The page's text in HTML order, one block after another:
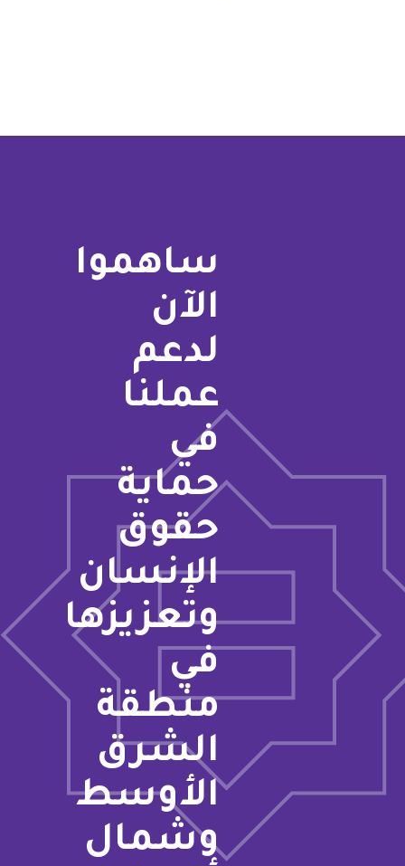
ساهموا
الآن
لدعم
عملنا
في
حماية
حقوق
الإنسان
وتعزيزها
في
منطقة
الشرق
الأوسط
وشمال